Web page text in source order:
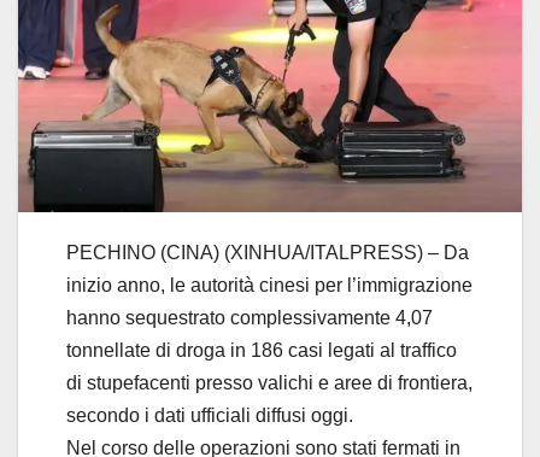
PECHINO (CINA) (XINHUA/ITALPRESS) – Da
inizio anno, le autorità cinesi per l’immigrazione
hanno sequestrato complessivamente 4,07
tonnellate di droga in 186 casi legati al traffico
di stupefacenti presso valichi e aree di frontiera,
secondo i dati ufficiali diffusi oggi.
Nel corso delle operazioni sono stati fermati in